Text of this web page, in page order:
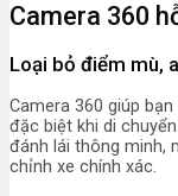
Camera 360
Loại bỏ điểm mù,
Camera 360 giúp
đặc biệt khi di
đánh lái thông minh,
chỉnh xe chính xác.